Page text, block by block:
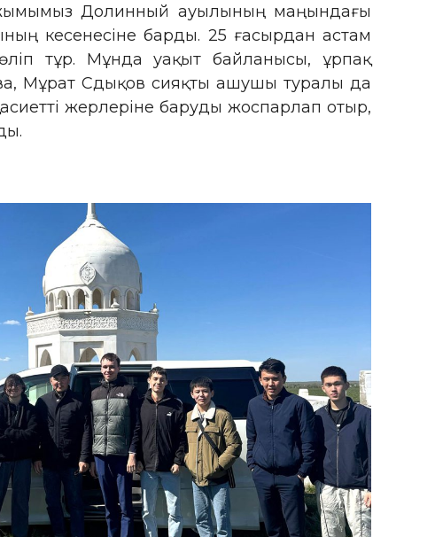
Долинный ауылының маңындағы
кесенесіне барды. 25 ғасырдан астам
тұр. Мұнда уақыт байланысы, ұрпақ
Мұрат Сдықов сияқты ашушы туралы да
жерлеріне баруды жоспарлап отыр,